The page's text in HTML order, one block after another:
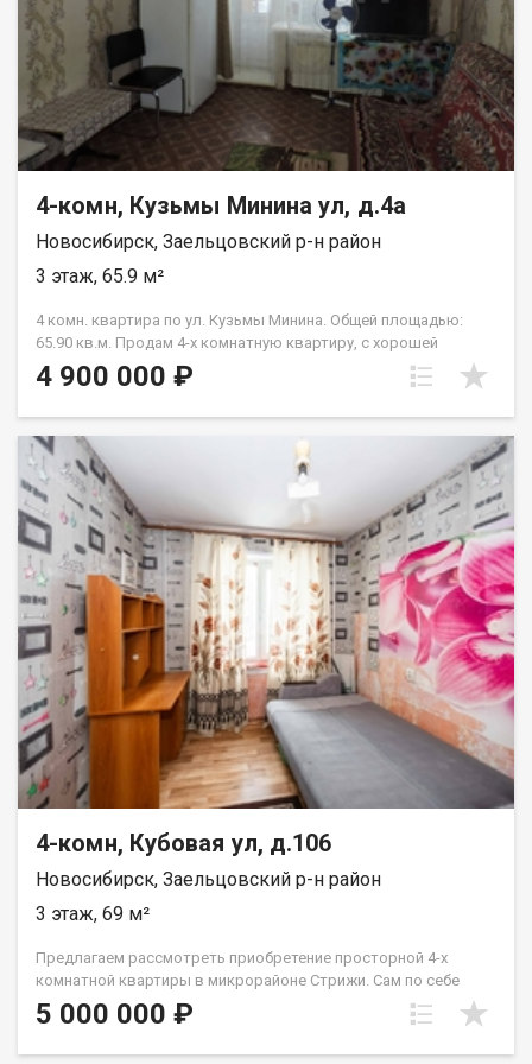
4-комн, Кузьмы Минина ул, д.4а
Новосибирск, Заельцовский р-н район
3 этаж, 65.9 м²
4 комн. квартира по ул. Кузьмы Минина. Общей площадью:
65.90 кв.м. Продам 4-х комнатную квартиру, с хорошей
планировкой. Кирпичный, теплый дом. Удобный 3-й этаж, все
окна обращены к солнцу во второй половине дня. Один
холодильником под окном. Чистая продажа. Небольшой
косметический ремонт приветствуется, но для аренды и так
прекрасно подойдет. Соотношение цены квартиры по
отношению к возможной сдаче в аренду очень удачное
(аренда в месяц, покомнатно, чуть более 50тр.месяц).
Электросчетчик 1. Во дворе всегда есть места под парковку.
Хорошая детская площадка. От основных дорог в стороне, по
этому вокруг дома тихо. Шаговая доступность до
горБольницы и СГУПСА. Личное мнение: из указанной
квартиры можно сделать очень просторную трехкомнатную
квартиру с огромной кухней-гостинной. Просто убрать стену
между кухней и одной комнатой. Таких уникальных
планировок практически нет. Звоните, спрашивайте, все
расскажу. Рядом с объектом находятся:3 школы,4 детских
сада,7 продуктовых магазинов,5 спортивных учреждений,1
гимназия. Возможен обмен на вашу недвижимость. Возможна
продажа в рассрочку. При звонке, пожалуйста, сообщите
4 900 000 ₽
4-комн, Кубовая ул, д.106
Новосибирск, Заельцовский р-н район
3 этаж, 69 м²
Предлагаем рассмотреть приобретение просторной 4-х
комнатной квартиры в микрорайоне Стрижи. Сам по себе
микрорайон обладает всей развитой инфраструктурой. Здесь
есть и поликлиники, частные медицинские центры, центры
5 000 000 ₽